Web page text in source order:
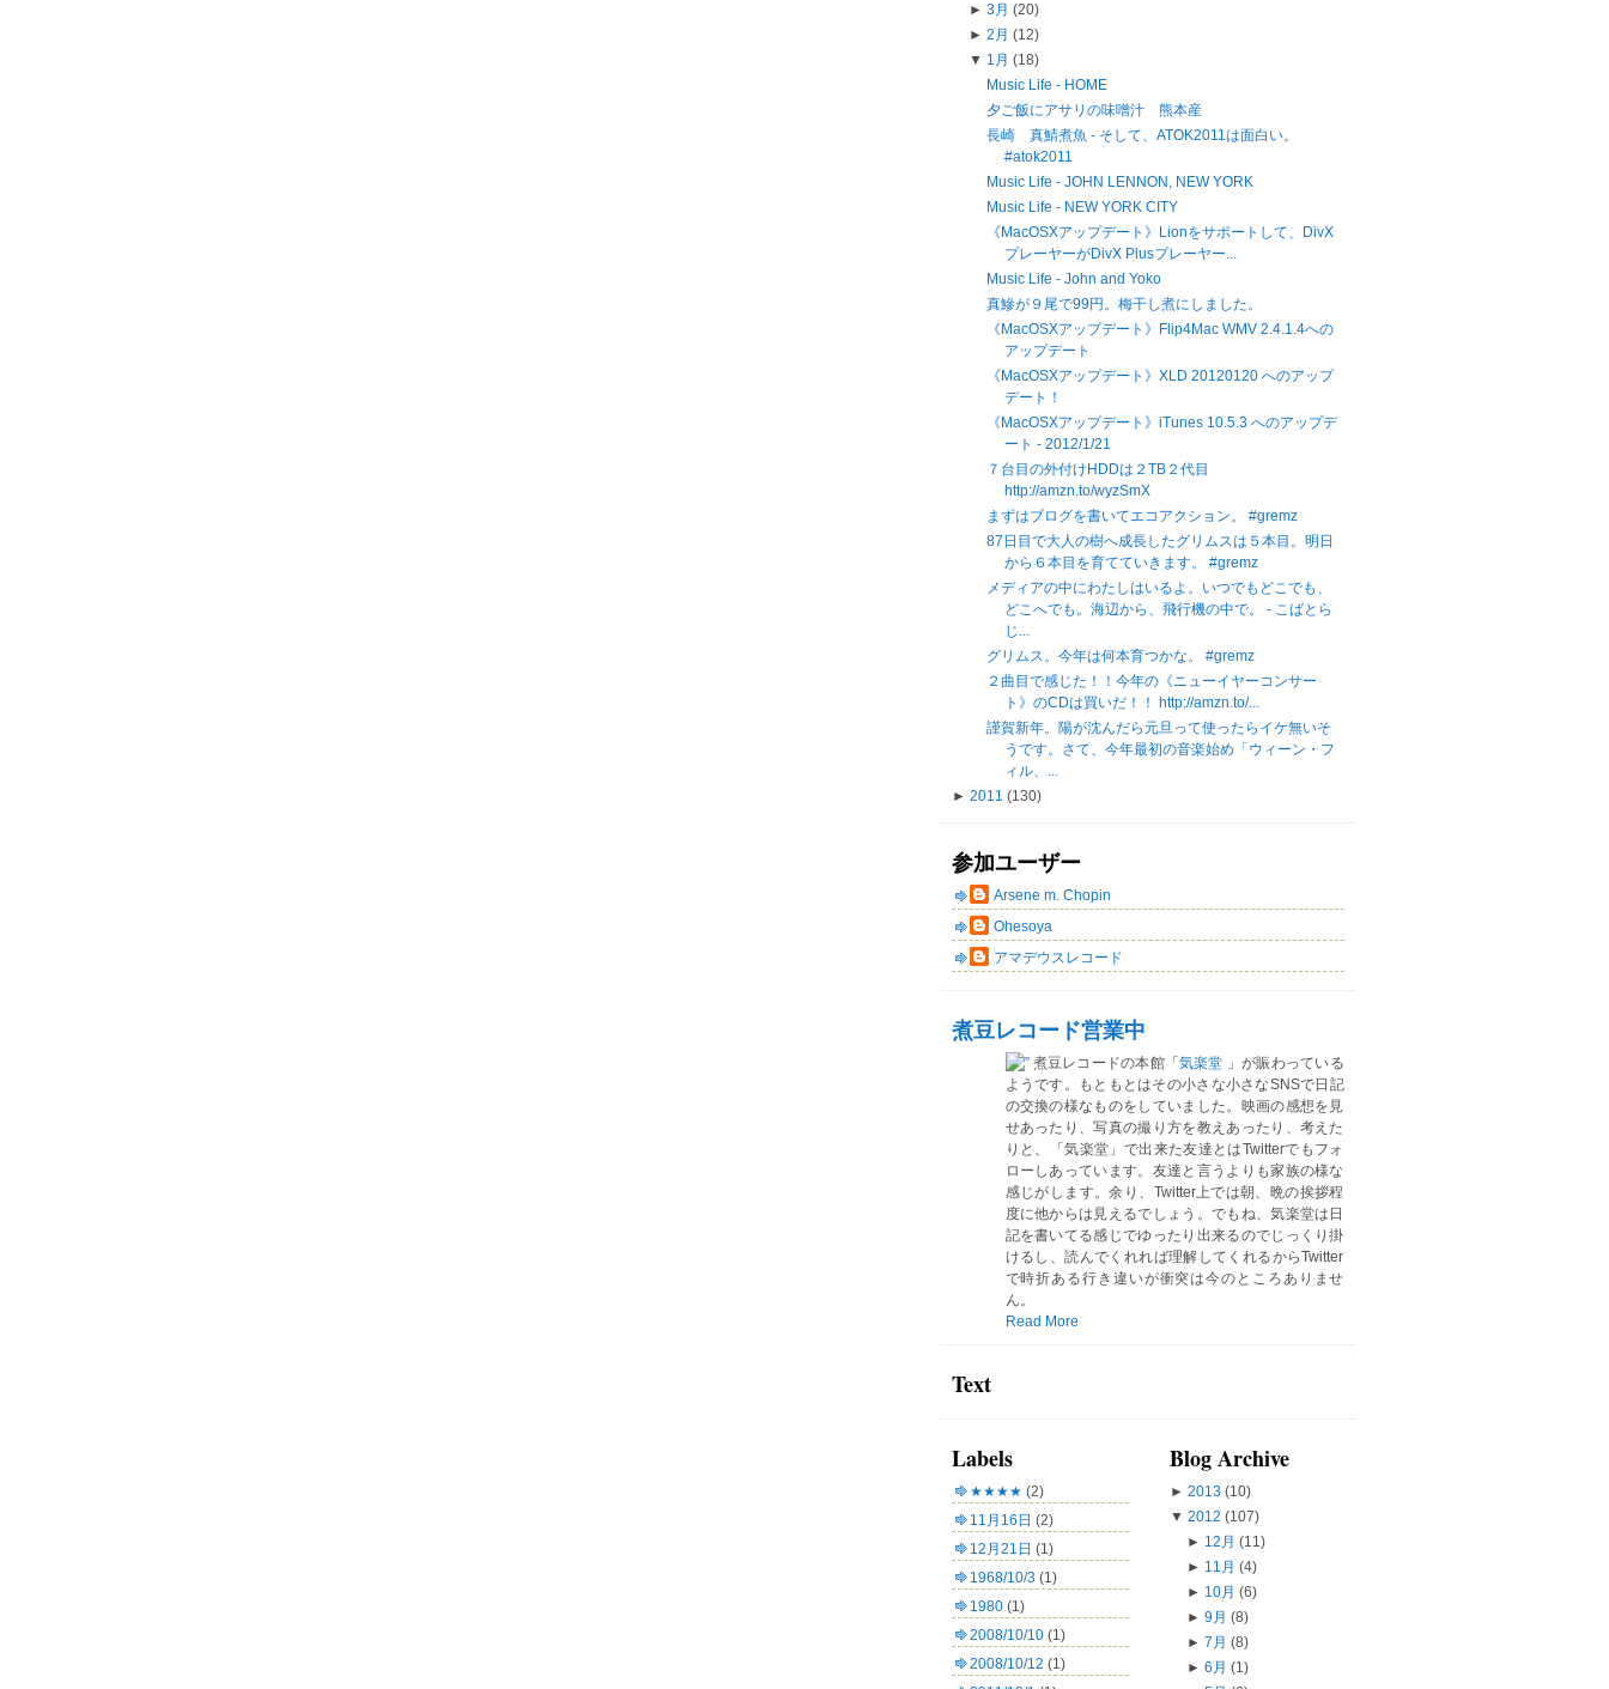
► 3月 (20)
► 2月 (12)
▼ 1月 (18)
Music Life - HOME
夕ご飯にアサリの味噌汁 熊本産
長崎 真鯖煮魚 - そして、ATOK2011は面白い。
#atok2011
Music Life - JOHN LENNON, NEW YORK
Music Life - NEW YORK CITY
《MacOSXアップデート》Lionをサポートして、DivX
プレーヤーがDivX Plusプレーヤー...
Music Life - John and Yoko
真鰺が９尾で99円。梅干し煮にしました。
《MacOSXアップデート》Flip4Mac WMV 2.4.1.4への
アップデート
《MacOSXアップデート》XLD 20120120 へのアップ
デート！
《MacOSXアップデート》iTunes 10.5.3 へのアップデ
ート - 2012/1/21
７台目の外付けHDDは２TB２代目
http://amzn.to/wyzSmX
まずはブログを書いてエコアクション。 #gremz
87日目で大人の樹へ成長したグリムスは５本目。明日
から６本目を育てていきます。 #gremz
メディアの中にわたしはいるよ。いつでもどこでも、
どこへでも。海辺から、飛行機の中で。 - こばとら
じ...
グリムス。今年は何本育つかな。 #gremz
２曲目で感じた！！今年の《ニューイヤーコンサー
ト》のCDは買いだ！！ http://amzn.to/...
謹賀新年。陽が沈んだら元旦って使ったらイケ無いそ
うです。さて、今年最初の音楽始め「ウィーン・フ
ィル、...
► 2011 (130)
参加ユーザー
Arsene m. Chopin
Ohesoya
アマデウスレコード
煮豆レコード営業中
煮豆レコードの本館「 気楽堂 」が賑わっている
ようです。もともとはその小さな小さなSNSで日記
の交換の様なものをしていました。映画の感想を見
せあったり、写真の撮り方を教えあったり、考えた
りと、「気楽堂」で出来た友達とはTwitterでもフォ
ローしあっています。友達と言うよりも家族の様な
感じがします。余り、Twitter上では朝、晩の挨拶程
度に他からは見えるでしょう。でもね、気楽堂は日
記を書いてる感じでゆったり出来るのでじっくり掛
けるし、読んでくれれば理解してくれるからTwitter
で時折ある行き違いが衝突は今のところありませ
ん。
Read More
Text
Labels
★★★★ (2)
11月16日 (2)
12月21日 (1)
1968/10/3 (1)
1980 (1)
2008/10/10 (1)
2008/10/12 (1)
Blog Archive
► 2013 (10)
▼ 2012 (107)
► 12月 (11)
► 11月 (4)
► 10月 (6)
► 9月 (8)
► 7月 (8)
► 6月 (1)